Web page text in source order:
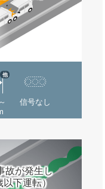
他
信号なし
故が発生し
下運転）